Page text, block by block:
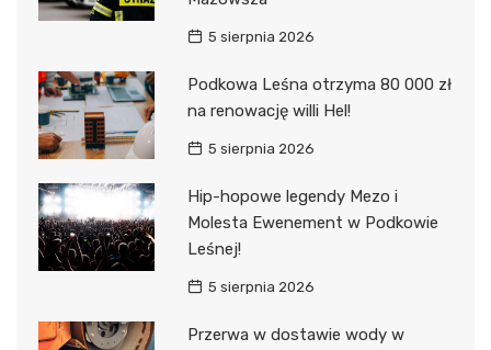
5 sierpnia 2026
Podkowa Leśna otrzyma 80 000 zł
na renowację willi Hel!
5 sierpnia 2026
Hip-hopowe legendy Mezo i
Molesta Ewenement w Podkowie
Leśnej!
5 sierpnia 2026
Przerwa w dostawie wody w